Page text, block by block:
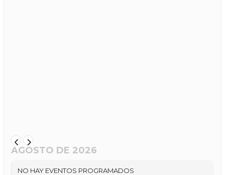
AGOSTO DE 2026
NO HAY EVENTOS PROGRAMADOS